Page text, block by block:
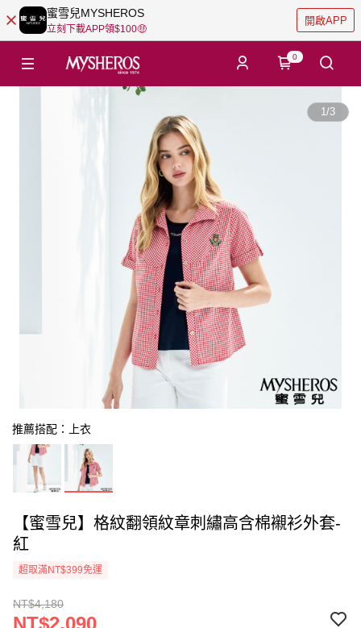
蜜雪兒MYSHEROS
立刻下載APP領$100🤑
開啟APP
0
1/3
推薦搭配：上衣
【蜜雪兒】格紋翻領紋章刺繡高含棉襯衫外套-
紅
超取滿NT$399免運
NT$4,180
NT$2,090